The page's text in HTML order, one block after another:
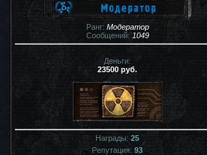
Ранг: Модератор
Сообщений:1049
Деньги:
23500 руб.
Награды:25
Репутация: 93